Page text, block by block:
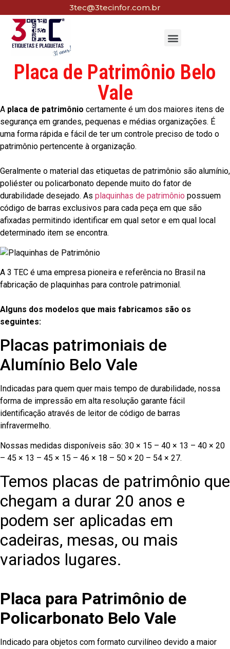
3tec@3tecinfor.com.br
Placa de Patrimônio Belo
Vale
A placa de patrimônio certamente é um dos maiores itens de
segurança em grandes, pequenas e médias organizações. É
uma forma rápida e fácil de ter um controle preciso de todo o
patrimônio pertencente à organização.
Geralmente o material das etiquetas de patrimônio são alumínio,
poliéster ou policarbonato depende muito do fator de
durabilidade desejado. As plaquinhas de patrimônio possuem
código de barras exclusivos para cada peça em que são
afixadas permitindo identificar em qual setor e em qual local
determinado item se encontra.
A 3 TEC é uma empresa pioneira e referência no Brasil na
fabricação de plaquinhas para controle patrimonial.
Alguns dos modelos que mais fabricamos são os
seguintes:
Placas patrimoniais de
Alumínio Belo Vale
Indicadas para quem quer mais tempo de durabilidade, nossa
forma de impressão em alta resolução garante fácil
identificação através de leitor de código de barras
infravermelho.
Nossas medidas disponíveis são: 30 × 15 – 40 × 13 – 40 × 20
– 45 × 13 – 45 × 15 – 46 × 18 – 50 × 20 – 54 × 27.
Temos placas de patrimônio que
chegam a durar 20 anos e
podem ser aplicadas em
cadeiras, mesas, ou mais
variados lugares.
Placa para Patrimônio de
Policarbonato Belo Vale
Indicado para objetos com formato curvilíneo devido a maior